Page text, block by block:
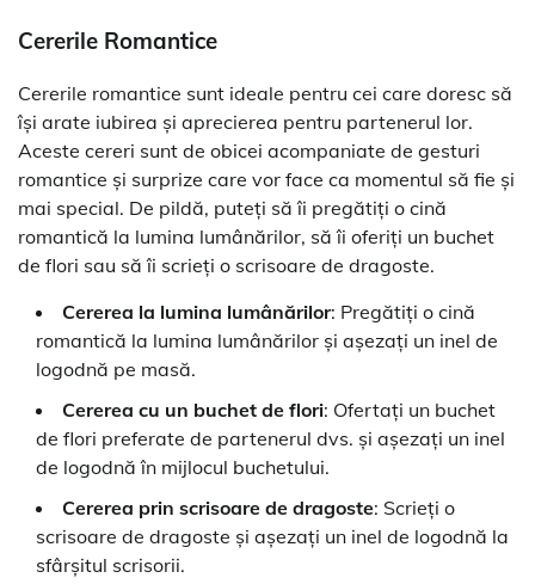
Cererile Romantice
Cererile romantice sunt ideale pentru cei care doresc să
își arate iubirea și aprecierea pentru partenerul lor.
Aceste cereri sunt de obicei acompaniate de gesturi
romantice și surprize care vor face ca momentul să fie și
mai special. De pildă, puteți să îi pregătiți o cină
romantică la lumina lumânărilor, să îi oferiți un buchet
de flori sau să îi scrieți o scrisoare de dragoste.
Cererea la lumina lumânărilor: Pregătiți o cină
romantică la lumina lumânărilor și așezați un inel de
logodnă pe masă.
Cererea cu un buchet de flori: Ofertați un buchet
de flori preferate de partenerul dvs. și așezați un inel
de logodnă în mijlocul buchetului.
Cererea prin scrisoare de dragoste: Scrieți o
scrisoare de dragoste și așezați un inel de logodnă la
sfârșitul scrisorii.